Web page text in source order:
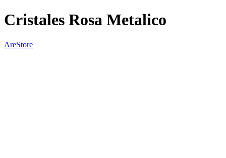
Cristales Rosa Metalico
AreStore